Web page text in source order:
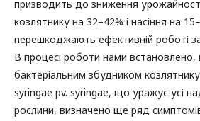
призводить до зниження
козлятнику на 32–42% і насіння на
перешкоджають ефективній роботі
В процесі роботи нами
бактеріальним збудником
syringae pv. syringae, що уражує усі
рослини, визначено ще ряд